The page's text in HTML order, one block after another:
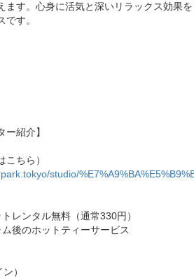
ます。心身に活気と深いリラックス効果を
す。
ー紹介】
こちら）
studio/
レンタル無料（通常330円）
後のホットティーサービス
）